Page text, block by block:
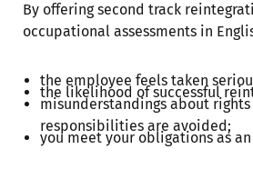
By offering second track
occupational assessments in
the employee feels taken
the likelihood of successful
misunderstandings about rights
responsibilities are avoided;
you meet your obligations as